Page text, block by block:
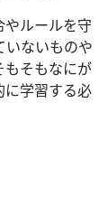
ルールを守
いないものや
もそもなにが
に学習する必